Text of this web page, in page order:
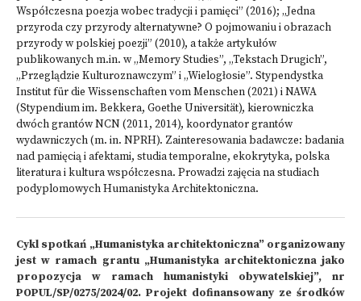
Współczesna poezja wobec tradycji i pamięci” (2016); „Jedna
przyroda czy przyrody alternatywne? O pojmowaniu i obrazach
przyrody w polskiej poezji” (2010), a także artykułów
publikowanych m.in. w „Memory Studies”, „Tekstach Drugich”,
„Przeglądzie Kulturoznawczym” i „Wielogłosie”. Stypendystka
Institut für die Wissenschaften vom Menschen (2021) i NAWA
(Stypendium im. Bekkera, Goethe Universität), kierowniczka
dwóch grantów NCN (2011, 2014), koordynator grantów
wydawniczych (m. in. NPRH). Zainteresowania badawcze: badania
nad pamięcią i afektami, studia temporalne, ekokrytyka, polska
literatura i kultura współczesna. Prowadzi zajęcia na studiach
podyplomowych Humanistyka Architektoniczna.
Cykl spotkań „Humanistyka architektoniczna” organizowany
jest w ramach grantu „Humanistyka architektoniczna jako
propozycja w ramach humanistyki obywatelskiej”, nr
POPUL/SP/0275/2024/02. Projekt dofinansowany ze środków